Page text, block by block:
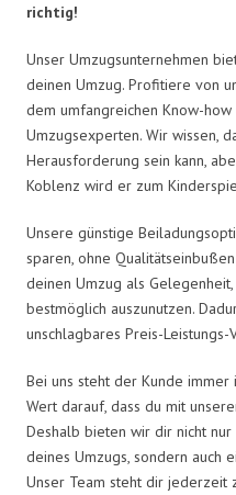
richtig!
Unser Umzugsunternehmen
deinen Umzug. Profitiere von
dem umfangreichen Know-
Umzugsexperten. Wir wissen,
Herausforderung sein kann,
Koblenz wird er zum
Unsere günstige
sparen, ohne
deinen Umzug als
bestmöglich auszunutzen.
unschlagbares Preis-Leistungs-
Bei uns steht der Kunde
Wert darauf, dass du mit
Deshalb bieten wir dir nicht
deines Umzugs, sondern auch
Unser Team steht dir jederzeit